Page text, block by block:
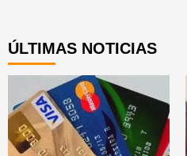
ÚLTIMAS NOTICIAS